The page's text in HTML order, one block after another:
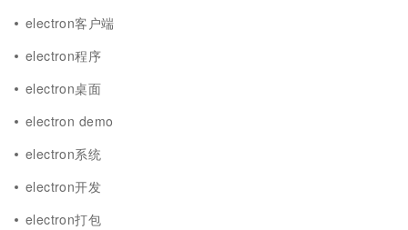
electron客户端
electron程序
electron桌面
electron demo
electron系统
electron开发
electron打包